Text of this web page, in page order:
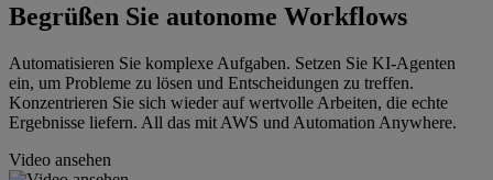
Begrüßen Sie autonome Workflows
Automatisieren Sie komplexe Aufgaben. Setzen Sie KI-Agenten
ein, um Probleme zu lösen und Entscheidungen zu treffen.
Konzentrieren Sie sich wieder auf wertvolle Arbeiten, die echte
Ergebnisse liefern. All das mit AWS und Automation Anywhere.
Video ansehen